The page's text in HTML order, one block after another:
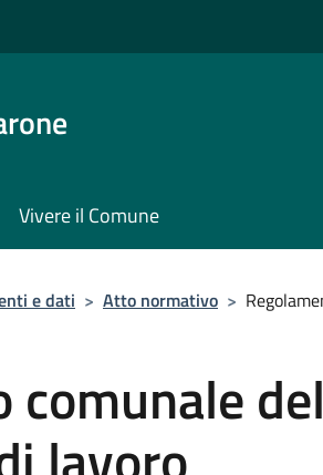
Vivere il Comune
e dati > Atto normativo >
comunale